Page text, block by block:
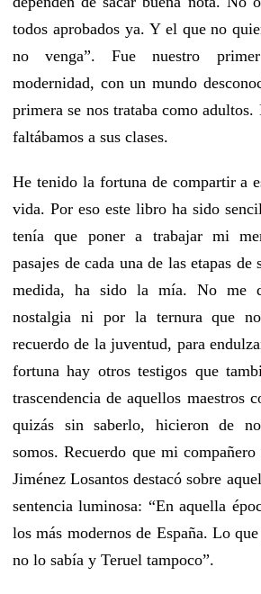
todos aprobados ya. Y el que no
no venga”. Fue nuestro
modernidad, con un mundo
primera se nos trataba como adultos.
faltábamos a sus clases.
He tenido la fortuna de compartir a
vida. Por eso este libro ha sido
tenía que poner a trabajar mi
pasajes de cada una de las etapas
medida, ha sido la mía. No me
nostalgia ni por la ternura que
recuerdo de la juventud, para
fortuna hay otros testigos que
trascendencia de aquellos maestros
quizás sin saberlo, hicieron de
somos. Recuerdo que mi
Jiménez Losantos destacó sobre
sentencia luminosa: “En aquella
los más modernos de España. Lo que
no lo sabía y Teruel tampoco”.